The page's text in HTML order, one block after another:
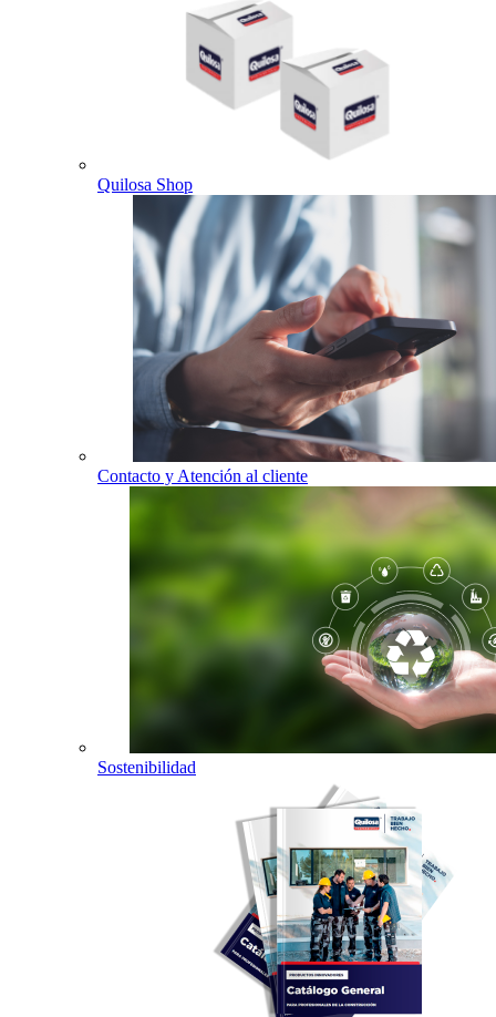
Quilosa Shop
Contacto y Atención al cliente
Sostenibilidad